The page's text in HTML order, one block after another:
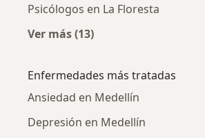
Psicólogos en La Floresta
Ver más (13)
Enfermedades más tratadas
Ansiedad en Medellín
Depresión en Medellín